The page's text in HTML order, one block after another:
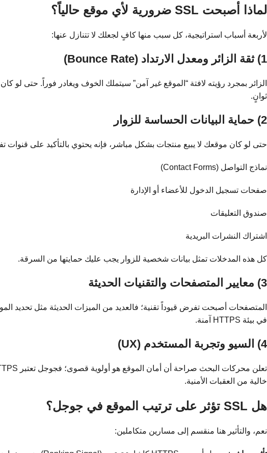
لماذا أصبحت SSL ضرورية لأي موقع حالياً؟
لأربعة أسباب استراتيجية، كل سبب منها كافٍ لجعلك لا تتنازل عنها:
1) ثقة الزائر ومعدل الارتداد (Bounce Rate)
الزائر بمجرد رؤيته لافتة “الموقع غير آمن” سيتملك الخوف ويغادر فوراً. حتى
ثوانٍ.
2) حماية البيانات الحساسة للزوار
حتى لو كان موقعك لا يبيع منتجات بشكل مباشر، فإنه يحتوي بالتأكيد على قنوات
نماذج التواصل (Contact Forms)
صفحات تسجيل الدخول للأعضاء أو الإدارة
صندوق التعليقات
اشتراك النشرات البريدية
كل هذه المدخلات تمثل بيانات شخصية للزوار يجب عليك حمايتها من السرقة.
3) معايير المتصفحات والتقنيات الحديثة
في بيئة HTTPS آمنة.
4) السيو وتجربة المستخدم (UX)
خالية من العقبات الأمنية.
هل SSL تؤثر على ترتيب الموقع في جوجل؟
نعم، والتأثير هنا منقسم إلى مسارين متكاملين: